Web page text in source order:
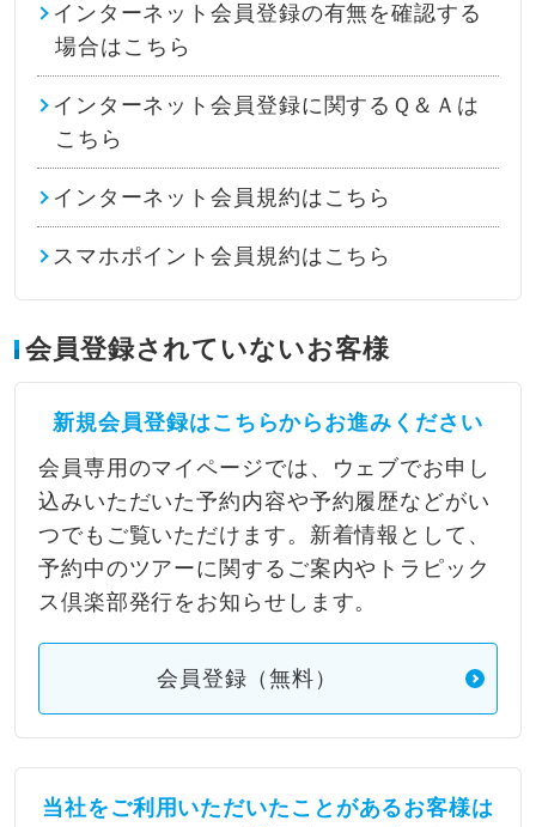
インターネット会員登録の有無を確認する
場合はこちら
インターネット会員登録に関するＱ＆Ａは
こちら
インターネット会員規約はこちら
スマホポイント会員規約はこちら
会員登録されていないお客様
新規会員登録はこちらからお進みください
会員専用のマイページでは、ウェブでお申し
込みいただいた予約内容や予約履歴などがい
つでもご覧いただけます。新着情報として、
予約中のツアーに関するご案内やトラピック
ス倶楽部発行をお知らせします。
会員登録（無料）
当社をご利用いただいたことがあるお客様は